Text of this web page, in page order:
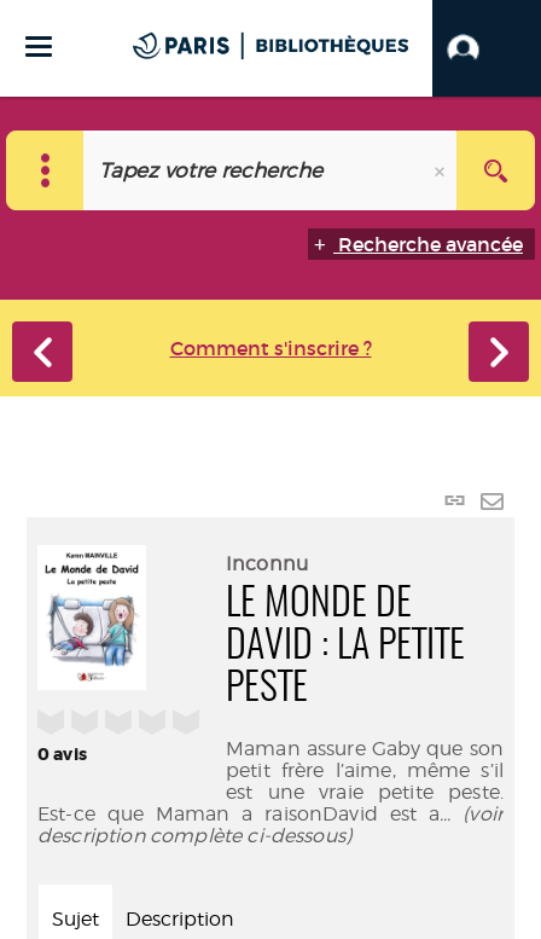
Recherche avancée
Comment s'inscrire ?
Lien
0avis
Inconnu
LE MONDE DE
DAVID : LA PETITE
PESTE
Maman assure Gaby que son
petit frère l’aime, même s’il
est une vraie petite peste.
Est-ce que Maman a raisonDavid est a... (voir
description complète ci-dessous)
Sujet Description